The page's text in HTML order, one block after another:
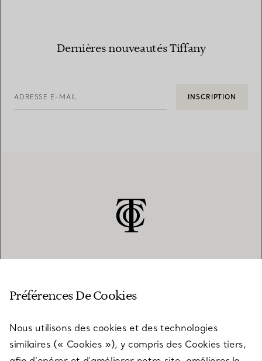
Dernières nouveautés Tiffany
ADRESSE E-MAIL INSCRIPTION
SERVICES
Préférences De Cookies
Nous utilisons des cookies et des technologies
similaires (« Cookies »), y compris des Cookies tiers,